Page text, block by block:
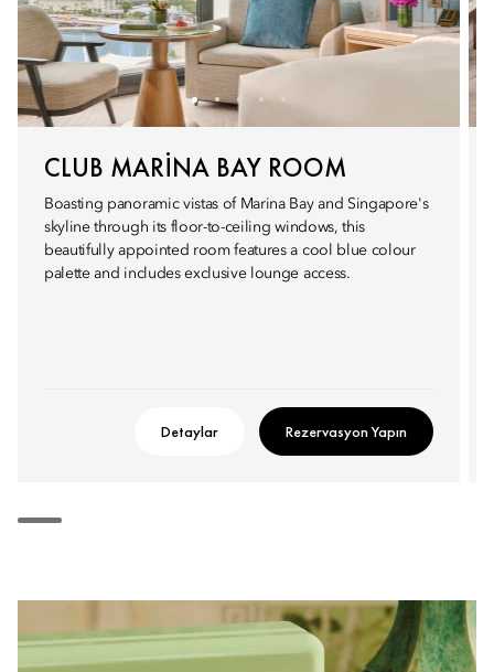
CLUB MARINA BAY ROOM
Boasting panoramic vistas of Marina Bay and Singapore's
skyline through its floor-to-ceiling windows, this
beautifully appointed room features a cool blue colour
palette and includes exclusive lounge access.
Detaylar Rezervasyon Yapın